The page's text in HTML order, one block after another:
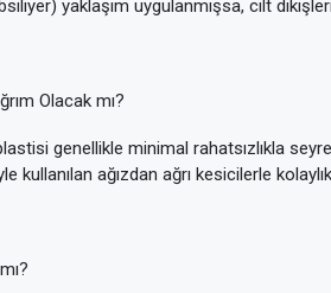
yaklaşım uygulanmışsa, cilt
Olacak mı?
genellikle minimal rahatsızlıkla
kullanılan ağızdan ağrı kesicilerle